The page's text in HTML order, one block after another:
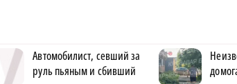
Автомобилист, севший за
руль пьяным и сбивший